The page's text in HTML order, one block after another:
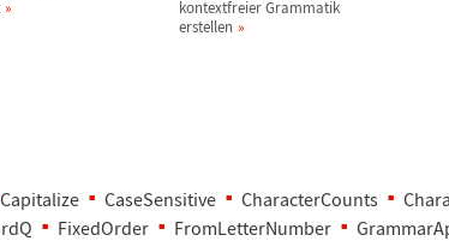
kontextfreier Grammatik
erstellen
Capitalize CaseSensitive CharacterCounts
FixedOrder FromLetterNumber